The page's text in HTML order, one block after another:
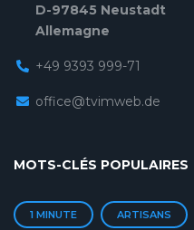
D-97845 Neustadt
Allemagne
+49 9393 999-71
office@tvimweb.de
MOTS-CLÉS POPULAIRES
1 MINUTE ARTISANS